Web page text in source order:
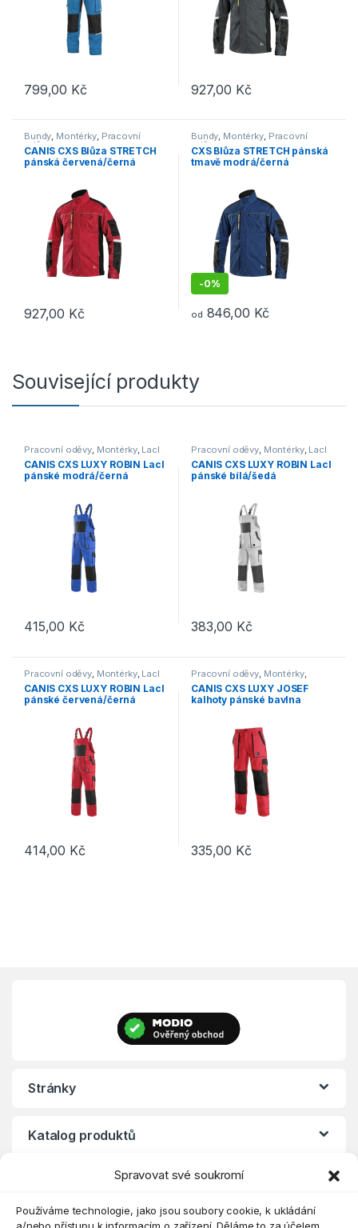
Spravovat své soukromí
Používáme technologie, jako jsou soubory cookie, k ukládání
799,00 Kč
Tento produkt má více variant. Možnosti lze vybrat na stránce
927,00 Kč
Tento produkt má více
Bundy, Montérky, Pracovní
oděvy
CANIS CXS Blůza STRETCH
pánská červená/černá
927,00 Kč
Tento produkt má více variant. Možnosti lze vybrat na stránce
Bundy, Montérky, Pracovní
oděvy
CXS Blůza STRETCH pánská
tmavě modrá/černá
-0%
od 846,00 Kč
Související produkty
Pracovní oděvy, Montérky, Lacl
CANIS CXS LUXY ROBIN Lacl
pánské modrá/černá
415,00 Kč
Tento produkt má více variant. Možnosti lze vybrat na stránce
Pracovní oděvy, Montérky, Lacl
CANIS CXS LUXY ROBIN Lacl
pánské bílá/šedá
383,00 Kč
Tento produkt má více
Pracovní oděvy, Montérky, Lacl
CANIS CXS LUXY ROBIN Lacl
pánské červená/černá
414,00 Kč
Tento produkt má více variant. Možnosti lze vybrat na stránce
Pracovní oděvy, Montérky,
Kalhoty
CANIS CXS LUXY JOSEF
kalhoty pánské bavlna
335,00 Kč
Tento produkt má více
Stránky
Katalog produktů